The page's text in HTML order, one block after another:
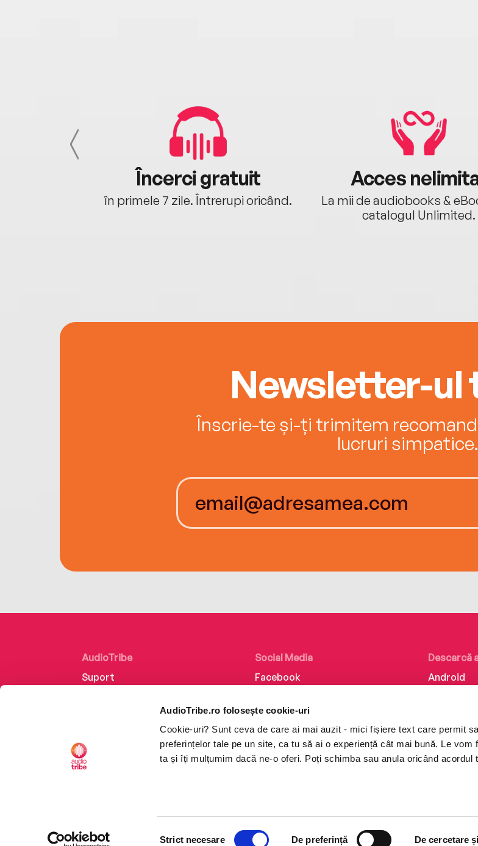
AudioTribe.ro folosește cookie-uri
Cookie-uri? Sunt ceva de care ai mai auzit - mici fișiere text care permit
preferințelor tale pe un site, ca tu să ai o experiență cât mai bună. Le vom
ta și îți mulțumim dacă ne-o oferi. Poți schimba sau anula oricând acordul
Strict necesare De preferință De cercetare
Încerci gratuit
în primele 7 zile. Întrerupi oricând.
Acces
La mii de audiobooks &
catalogul Unlimited.
Newsletter-ul
Înscrie-te și-ți trimitem
lucruri simpatice.
AudioTribe
Suport
Retragere din comandă
Social Media
Facebook
Instagram
TikTok
Descarcă
Android